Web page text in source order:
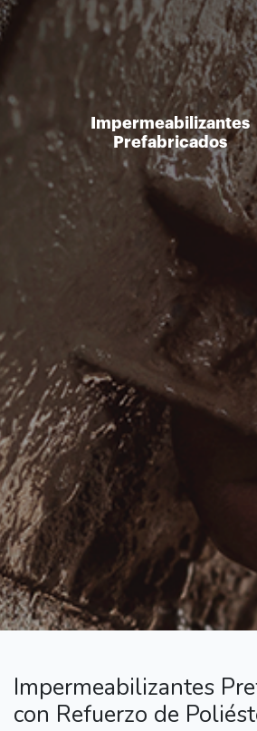
Impermeabilizantes
Prefabricados
Impermeabilizantes
con Refuerzo de